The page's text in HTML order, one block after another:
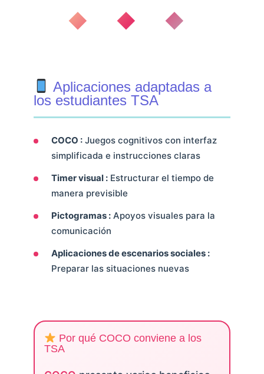
◆ ◆ ◆
Aplicaciones adaptadas a
los estudiantes TSA
COCO :Juegos cognitivos con interfaz
simplificada e instrucciones claras
Timer visual :Estructurar el tiempo de
manera previsible
Pictogramas :Apoyos visuales para la
comunicación
Aplicaciones de escenarios sociales :
Preparar las situaciones nuevas
Por qué COCO conviene a los
TSA